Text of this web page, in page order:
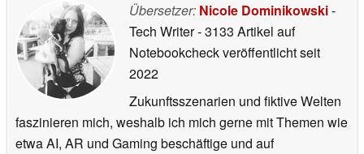
Übersetzer: Nicole Dominikowski-
Tech Writer- 3133 Artikel auf
Notebookcheck veröffentlichtseit
2022
Zukunftsszenarien und fiktive Welten
faszinieren mich, weshalb ich mich gerne mit Themen wie
etwa AI, AR und Gaming beschäftige und auf